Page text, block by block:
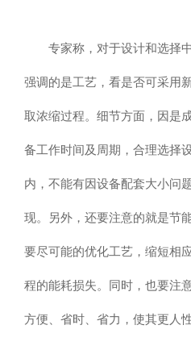
专家称，对于设计和选择中
强调的是工艺，看是否可采用
取浓缩过程。细节方面，因是
备工作时间及周期，合理选择
内，不能有因设备配套大小问
现。另外，还要注意的就是节
要尽可能的优化工艺，缩短相
程的能耗损失。同时，也要注
方便、省时、省力，使其更人性